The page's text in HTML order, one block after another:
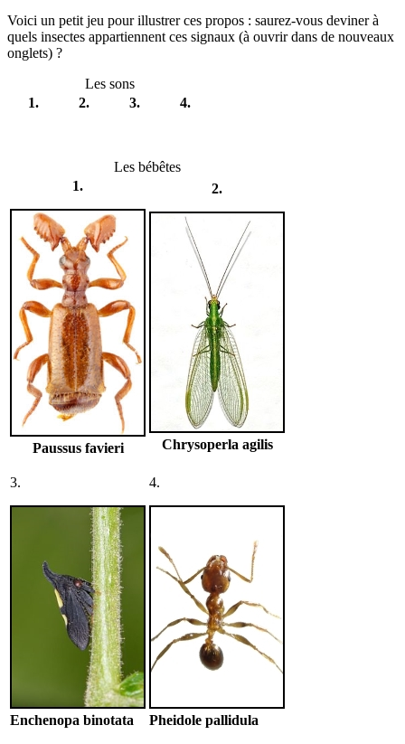
Voici un petit jeu pour illustrer ces propos : saurez-vous deviner à
quels insectes appartiennent ces signaux (à ouvrir dans de nouveaux
onglets) ?
Les sons
1.
2. 3. 4.
Les bébêtes
1.
Paussus favieri
2.
Chrysoperla agilis
3.
Enchenopa binotata
4.
Pheidole pallidula